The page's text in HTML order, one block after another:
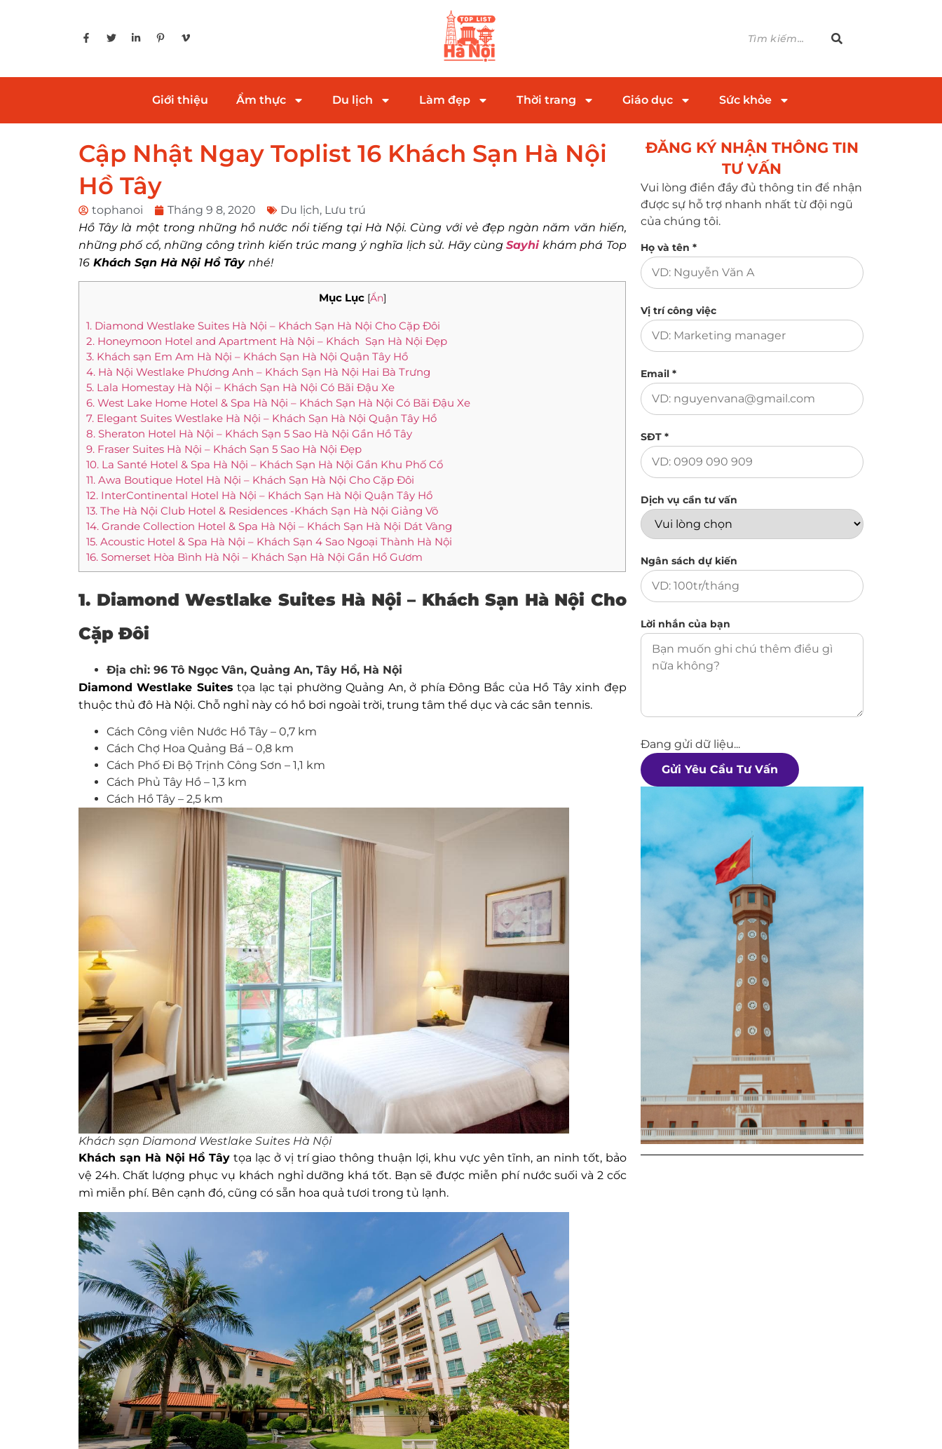
Giới thiệu Ẩm thực Du lịch Làm đẹp Thời trang Giáo dục Sức khỏe
Cập Nhật Ngay Toplist 16 Khách Sạn Hà Nội
Hồ Tây
tophanoi Tháng 9 8, 2020 Du lịch, Lưu trú
Hồ Tây là một trong những hồ nước nổi tiếng tại Hà Nội. Cùng với vẻ đẹp ngàn năm văn hiến,
những phố cổ, những công trình kiến trúc mang ý nghĩa lịch sử. Hãy cùngSayhikhám phá Top
16 Khách Sạn Hà Nội Hồ Tây nhé!
Mục Lục [Ẩn]
1. Diamond Westlake Suites Hà Nội – Khách Sạn Hà Nội Cho Cặp Đôi
2. Honeymoon Hotel and Apartment Hà Nội – Khách Sạn Hà Nội Đẹp
3. Khách sạn Em Am Hà Nội – Khách Sạn Hà Nội Quận Tây Hồ
4. Hà Nội Westlake Phương Anh – Khách Sạn Hà Nội Hai Bà Trưng
5. Lala Homestay Hà Nội – Khách Sạn Hà Nội Có Bãi Đậu Xe
6. West Lake Home Hotel & Spa Hà Nội – Khách Sạn Hà Nội Có Bãi Đậu Xe
7. Elegant Suites Westlake Hà Nội – Khách Sạn Hà Nội Quận Tây Hồ
8. Sheraton Hotel Hà Nội – Khách Sạn 5 Sao Hà Nội Gần Hồ Tây
9. Fraser Suites Hà Nội – Khách Sạn 5 Sao Hà Nội Đẹp
10. La Santé Hotel & Spa Hà Nội – Khách Sạn Hà Nội Gần Khu Phố Cổ
11. Awa Boutique Hotel Hà Nội – Khách Sạn Hà Nội Cho Cặp Đôi
12. InterContinental Hotel Hà Nội – Khách Sạn Hà Nội Quận Tây Hồ
13. The Hà Nội Club Hotel & Residences -Khách Sạn Hà Nội Giảng Võ
14. Grande Collection Hotel & Spa Hà Nội – Khách Sạn Hà Nội Dát Vàng
15. Acoustic Hotel & Spa Hà Nội – Khách Sạn 4 Sao Ngoại Thành Hà Nội
16. Somerset Hòa Bình Hà Nội – Khách Sạn Hà Nội Gần Hồ Gươm
1. Diamond Westlake Suites Hà Nội – Khách Sạn Hà Nội Cho
Cặp Đôi
Địa chỉ: 96 Tô Ngọc Vân, Quảng An, Tây Hồ, Hà Nội
Diamond Westlake Suites tọa lạc tại phường Quảng An, ở phía Đông Bắc của Hồ Tây xinh đẹp
thuộc thủ đô Hà Nội. Chỗ nghỉ này có hồ bơi ngoài trời, trung tâm thể dục và các sân tennis.
Cách Công viên Nước Hồ Tây – 0,7 km
Cách Chợ Hoa Quảng Bá – 0,8 km
Cách Phố Đi Bộ Trịnh Công Sơn – 1,1 km
Cách Phủ Tây Hồ – 1,3 km
Cách Hồ Tây – 2,5 km
Khách sạn Diamond Westlake Suites Hà Nội
Khách sạn Hà Nội Hồ Tây tọa lạc ở vị trí giao thông thuận lợi, khu vực yên tĩnh, an ninh tốt, bảo
vệ 24h. Chất lượng phục vụ khách nghỉ dưỡng khá tốt. Bạn sẽ được miễn phí nước suối và 2 cốc
mì miễn phí. Bên cạnh đó, cũng có sẵn hoa quả tươi trong tủ lạnh.
ĐĂNG KÝ NHẬN THÔNG TIN
TƯ VẤN​
Vui lòng điền đầy đủ thông tin để nhận
được sự hỗ trợ nhanh nhất từ đội ngũ
của chúng tôi.
Họ và tên *
Vị trí công việc
Email *
SĐT *
Dịch vụ cần tư vấn
Ngân sách dự kiến
Lời nhắn của bạn
Đang gửi dữ liệu...
Gửi Yêu Cầu Tư Vấn